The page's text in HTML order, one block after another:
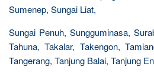
Sumenep, Sungai Liat,
Sungai Penuh, Sungguminasa,
Tahuna, Takalar, Takengon,
Tangerang, Tanjung Balai, Tanjung